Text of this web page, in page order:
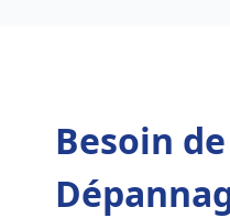
Besoin